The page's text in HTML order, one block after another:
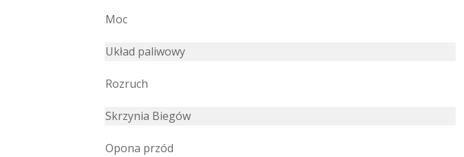
Moc
Układ paliwowy
Rozruch
Skrzynia Biegów
Opona przód